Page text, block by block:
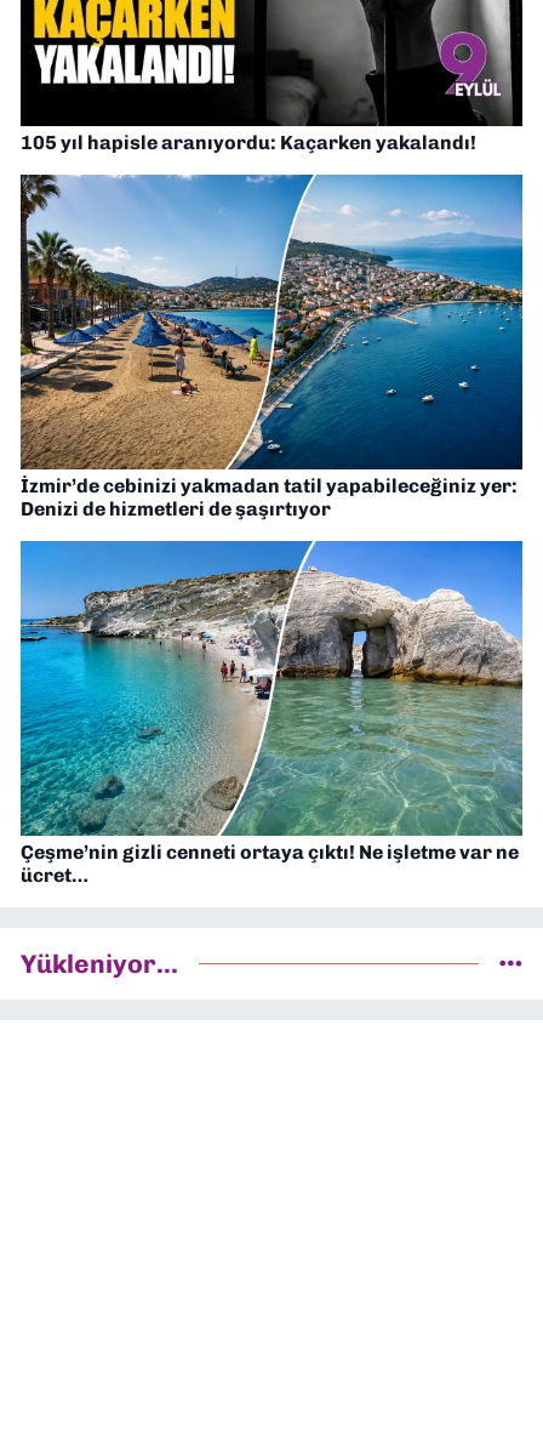
105 yıl hapisle aranıyordu: Kaçarken yakalandı!
İzmir’de cebinizi yakmadan tatil yapabileceğiniz yer:
Denizi de hizmetleri de şaşırtıyor
Çeşme’nin gizli cenneti ortaya çıktı! Ne işletme var ne
ücret…
Yükleniyor...